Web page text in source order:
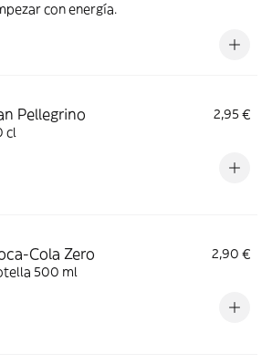
con energía.
Pellegrino
2,95 €
cl
Cola Zero
2,90 €
500 ml